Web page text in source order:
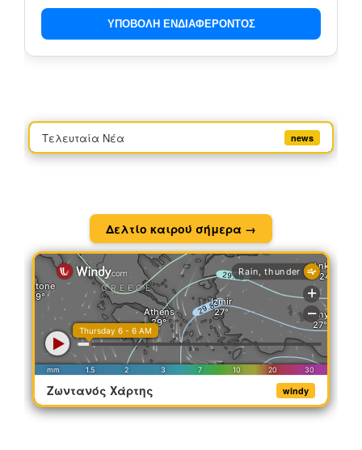
ΥΠΟΒΟΛΗ ΕΝΔΙΑΦΕΡΟΝΤΟΣ
Τελευταία Νέα news
Δελτίο καιρού σήμερα →
Ζωντανός Χάρτης windy